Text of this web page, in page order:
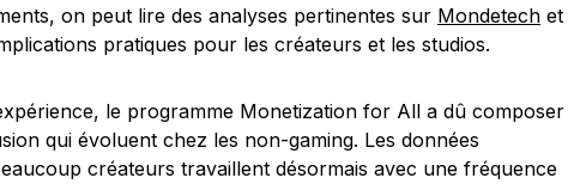
on peut lire des analyses pertinentes sur Mondetech et
pratiques pour les créateurs et les studios.
le programme Monetization for All a dû composer
qui évoluent chez les non-gaming. Les données
créateurs travaillent désormais avec une fréquence